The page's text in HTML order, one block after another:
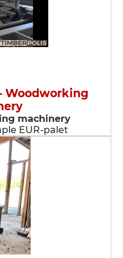
Woodworking
machinery
EUR-palet